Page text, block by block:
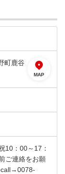
町鹿谷
MAP
10：00～17：
ご連絡をお願